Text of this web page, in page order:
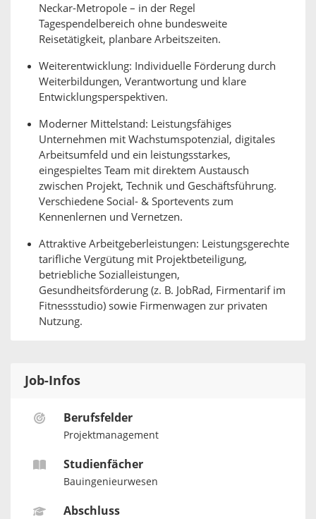
Neckar-Metropole – in der Regel
Tagespendelbereich ohne bundesweite
Reisetätigkeit, planbare Arbeitszeiten.
Weiterentwicklung: Individuelle Förderung durch
Weiterbildungen, Verantwortung und klare
Entwicklungsperspektiven.
Moderner Mittelstand: Leistungsfähiges
Unternehmen mit Wachstumspotenzial, digitales
Arbeitsumfeld und ein leistungsstarkes,
eingespieltes Team mit direktem Austausch
zwischen Projekt, Technik und Geschäftsführung.
Verschiedene Social- & Sportevents zum
Kennenlernen und Vernetzen.
Attraktive Arbeitgeberleistungen: Leistungsgerechte
tarifliche Vergütung mit Projektbeteiligung,
betriebliche Sozialleistungen,
Gesundheitsförderung (z. B. JobRad, Firmentarif im
Fitnessstudio) sowie Firmenwagen zur privaten
Nutzung.
Job-Infos
Berufsfelder
Projektmanagement
Studienfächer
Bauingenieurwesen
Abschluss